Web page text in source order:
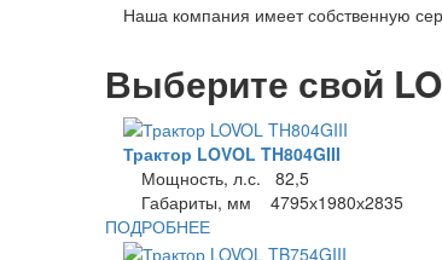
Наша компания имеет собственную
Выберите свой
Трактор LOVOL TH804GIII
Мощность, л.с. 82,5
Габариты, мм 4795х1980х2835
ПОДРОБНЕЕ